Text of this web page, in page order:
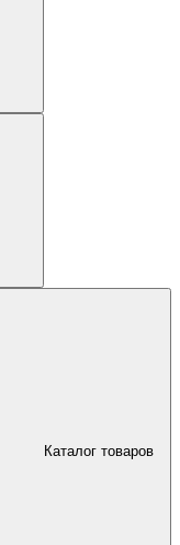
Каталог товаров